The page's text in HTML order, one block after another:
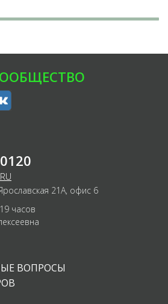
21А, офис 6
часов
ВОПРОСЫ